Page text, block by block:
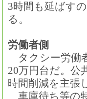
3時間も延ばす
る。
労働者側
タクシー労働
20万円台だ。公
時間削減を主張
車庫待ち等の